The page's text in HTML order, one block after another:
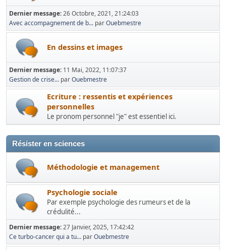
Dernier message:26 Octobre, 2021, 21:24:03
Avec accompagnement de b... parOuebmestre
En dessins et images
Dernier message: 11 Mai, 2022, 11:07:37
Gestion de crise... parOuebmestre
Ecriture : ressentis et expériences
personnelles
Le pronom personnel "je" est essentiel ici.
Résister en sciences
Méthodologie et management
Psychologie sociale
Par exemple psychologie des rumeurs et de la
crédulité...
Dernier message:27 Janvier, 2025, 17:42:42
Ce turbo-cancer qui a tu... parOuebmestre